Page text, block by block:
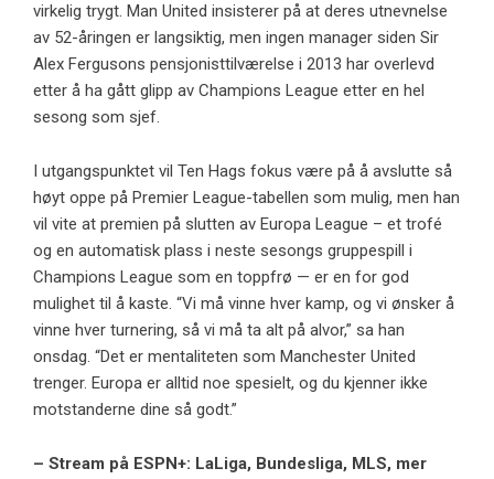
virkelig trygt. Man United insisterer på at deres utnevnelse
av 52-åringen er langsiktig, men ingen manager siden Sir
Alex Fergusons pensjonisttilværelse i 2013 har overlevd
etter å ha gått glipp av Champions League etter en hel
sesong som sjef.
I utgangspunktet vil Ten Hags fokus være på å avslutte så
høyt oppe på Premier League-tabellen som mulig, men han
vil vite at premien på slutten av Europa League – et trofé
og en automatisk plass i neste sesongs gruppespill i
Champions League som en toppfrø — er en for god
mulighet til å kaste. “Vi må vinne hver kamp, ​​og vi ønsker å
vinne hver turnering, så vi må ta alt på alvor,” sa han
onsdag. “Det er mentaliteten som Manchester United
trenger. Europa er alltid noe spesielt, og du kjenner ikke
motstanderne dine så godt.”
– Stream på ESPN+: LaLiga, Bundesliga, MLS, mer